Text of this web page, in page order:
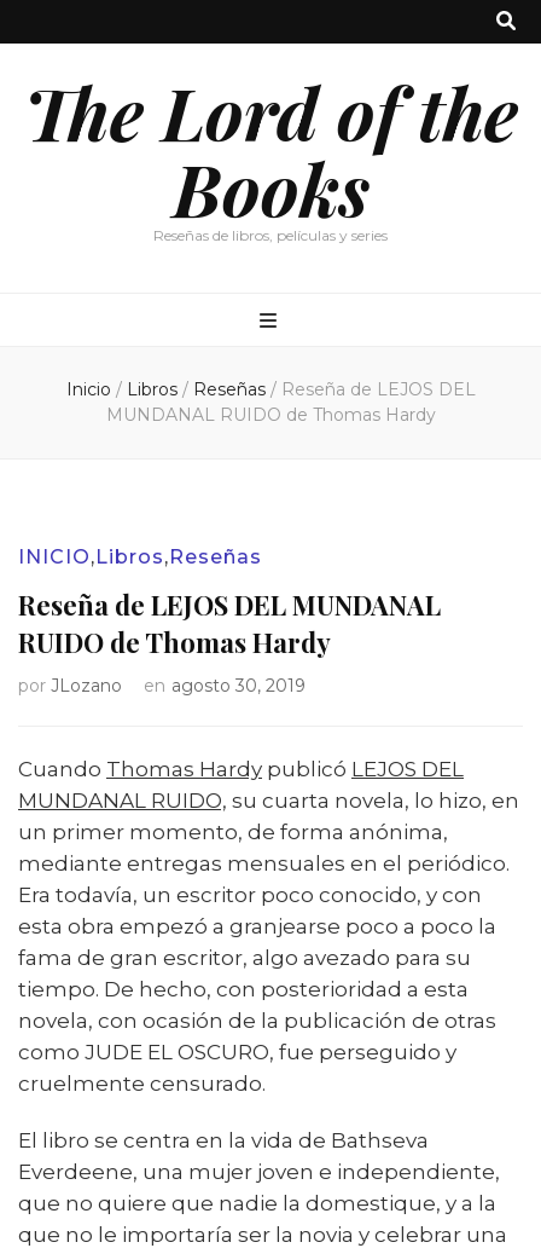
The Lord of the
Books
Reseñas de libros, películas y series
Inicio / Libros / Reseñas / Reseña de LEJOS DEL
MUNDANAL RUIDO de Thomas Hardy
INICIO,Libros,Reseñas
Reseña de LEJOS DEL MUNDANAL
RUIDO de Thomas Hardy
por JLozano en agosto 30, 2019
Cuando Thomas Hardy publicó LEJOS DEL
MUNDANAL RUIDO, su cuarta novela, lo hizo, en
un primer momento, de forma anónima,
mediante entregas mensuales en el periódico.
Era todavía, un escritor poco conocido, y con
esta obra empezó a granjearse poco a poco la
fama de gran escritor, algo avezado para su
tiempo. De hecho, con posterioridad a esta
novela, con ocasión de la publicación de otras
como JUDE EL OSCURO, fue perseguido y
cruelmente censurado.
El libro se centra en la vida de Bathseva
Everdeene, una mujer joven e independiente,
que no quiere que nadie la domestique, y a la
que no le importaría ser la novia y celebrar una